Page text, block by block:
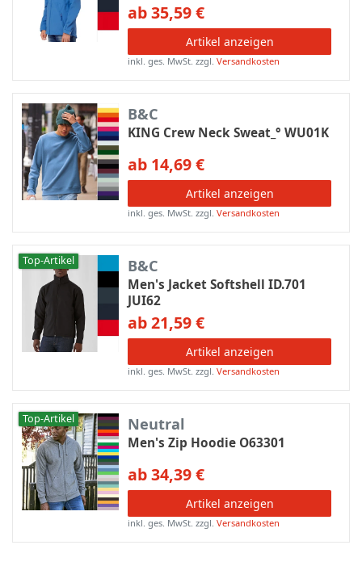
ab 35,59 €
Artikel anzeigen
inkl. ges. MwSt. zzgl.Versandkosten
B&C
KING Crew Neck Sweat_° WU01K
ab 14,69 €
Artikel anzeigen
inkl. ges. MwSt. zzgl.Versandkosten
Top-Artikel B&C
Men's Jacket Softshell ID.701
JUI62
ab 21,59 €
Artikel anzeigen
inkl. ges. MwSt. zzgl.Versandkosten
Top-Artikel Neutral
Men's Zip Hoodie O63301
ab 34,39 €
Artikel anzeigen
inkl. ges. MwSt. zzgl.Versandkosten